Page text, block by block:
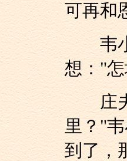
可再和
韦小
想："
庄夫
里？"
到了，